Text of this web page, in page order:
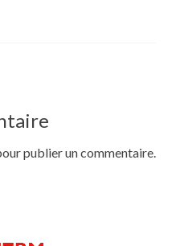
publier un commentaire.